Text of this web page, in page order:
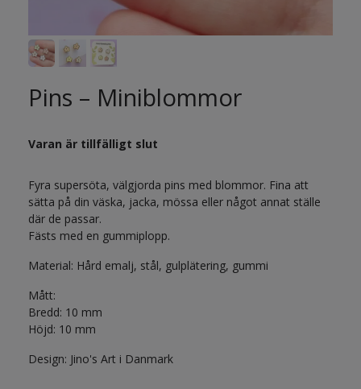
Pins – Miniblommor
Varan är tillfälligt slut
Fyra supersöta, välgjorda pins med blommor. Fina att
sätta på din väska, jacka, mössa eller något annat ställe
där de passar.
Fästs med en gummiplopp.
Material: Hård emalj, stål, gulplätering, gummi
Mått:
Bredd: 10 mm
Höjd: 10 mm
Design: Jino's Art i Danmark